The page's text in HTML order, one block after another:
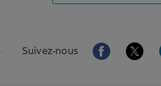
Suivez-nous Aller sur laAller